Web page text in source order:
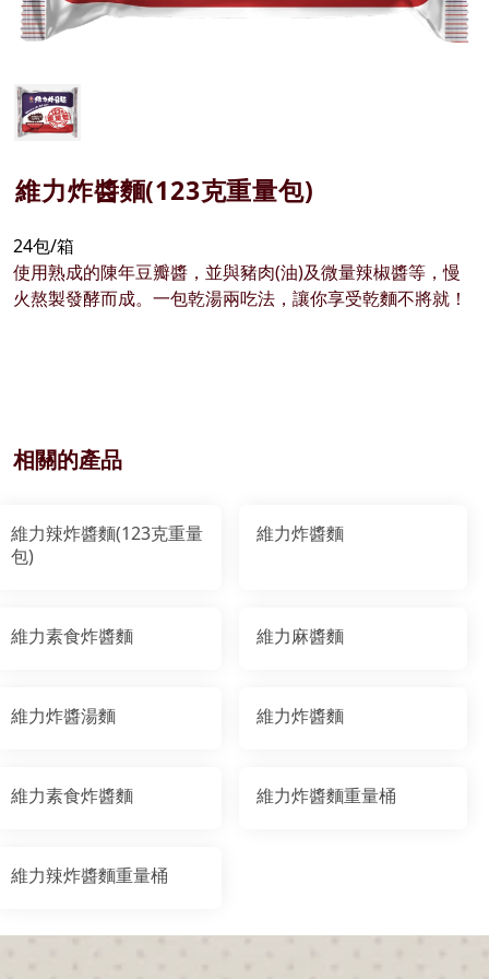
維力炸醬麵(123克重量包)
24包/箱
使用熟成的陳年豆瓣醬，並與豬肉(油)及微量辣椒醬等，慢
火熬製發酵而成。一包乾湯兩吃法，讓你享受乾麵不將就！
相關的產品
維力辣炸醬麵(123克重量
包)
維力炸醬麵
維力素食炸醬麵 維力麻醬麵
維力炸醬湯麵 維力炸醬麵
維力素食炸醬麵 維力炸醬麵重量桶
維力辣炸醬麵重量桶